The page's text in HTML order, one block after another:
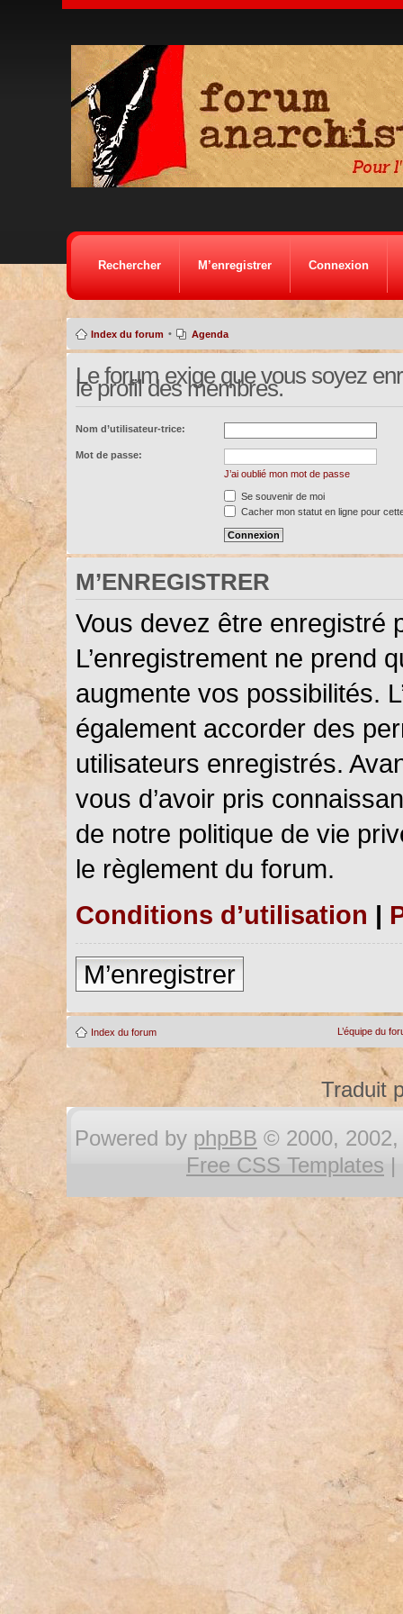
Rechercher M’enregistrer Connexion
Index du forum • Agenda
Le forum exige que vous soyez
le profil des membres.
Nom d’utilisateur-trice:
Mot de passe:
J’ai oublié mon mot de passe
Se souvenir de moi
Cacher mon statut en ligne pour
M’ENREGISTRER
Vous devez être enregistré
L’enregistrement ne prend
augmente vos possibilités.
également accorder des
utilisateurs enregistrés.
vous d’avoir pris
de notre politique de vie
le règlement du forum.
Conditions d’utilisation |
M’enregistrer
Index du forum L’équipe du
Traduit
Powered by phpBB © 2000, 2002,
Free CSS Templates |